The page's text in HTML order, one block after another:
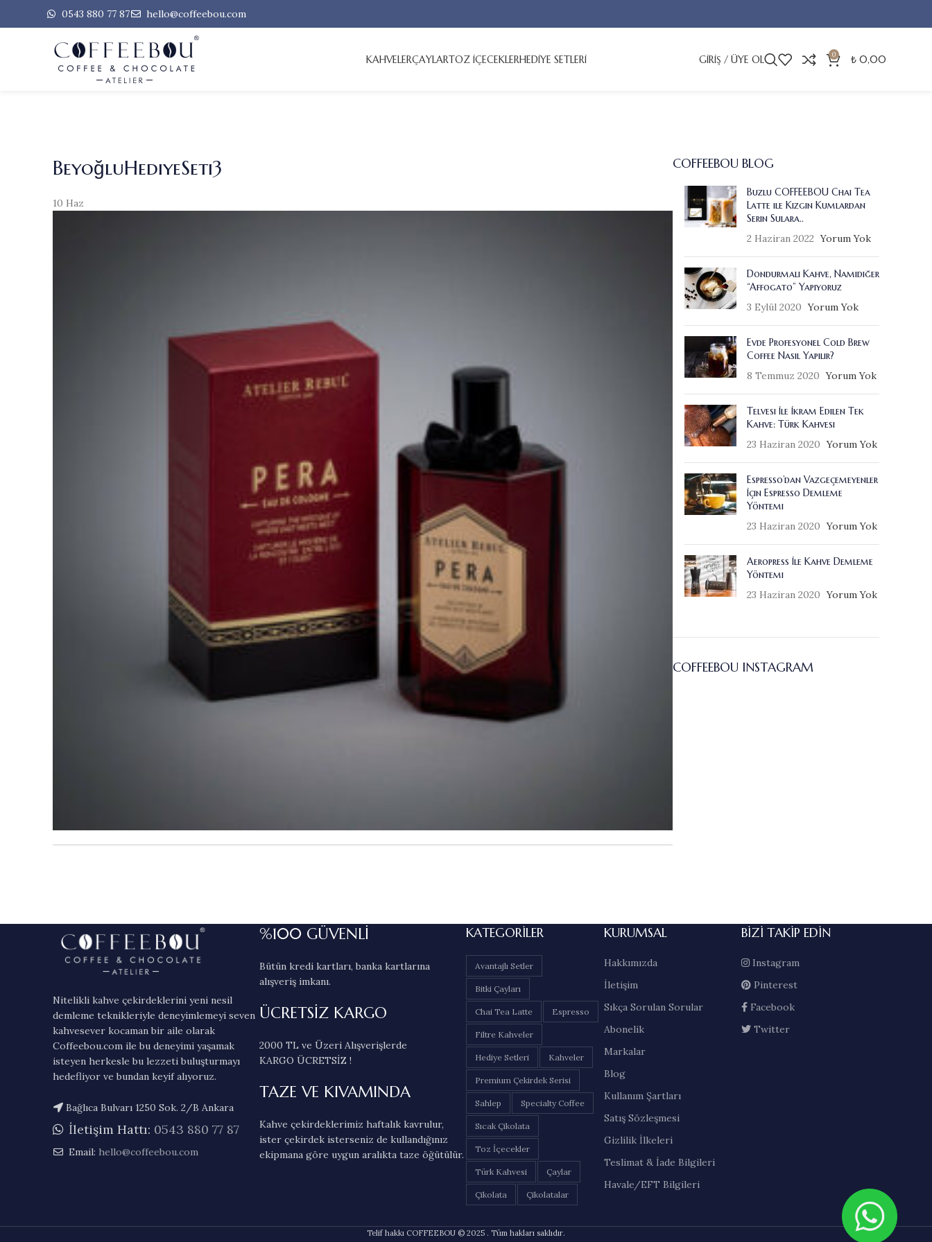
0543 880 77 87 hello@coffeebou.com
KAHVELERÇAYLARTOZ İÇECEKLERHEDİYE SETLERİ GIRIŞ / ÜYE OL 0 ₺ 0,00
BeyoğluHediyeSeti3
10 Haz
COFFEEBOU BLOG
Buzlu COFFEEBOU Chai Tea
Latte ile Kızgın Kumlardan
Serin Sulara..
2 Haziran 2022 Yorum Yok
Dondurmalı Kahve, Namıdiğer
“Affogato” Yapıyoruz
3 Eylül 2020 Yorum Yok
Evde Profesyonel Cold Brew
Coffee Nasıl Yapılır?
8 Temmuz 2020 Yorum Yok
Telvesi İle İkram Edilen Tek
Kahve: Türk Kahvesi
23 Haziran 2020 Yorum Yok
Espresso’dan Vazgeçemeyenler
İçin Espresso Demleme
Yöntemi
23 Haziran 2020 Yorum Yok
Aeropress İle Kahve Demleme
Yöntemi
23 Haziran 2020 Yorum Yok
COFFEEBOU INSTAGRAM
Nitelikli kahve çekirdeklerini yeni nesil
demleme teknikleriyle deneyimlemeyi seven
kahvesever kocaman bir aile olarak
Coffeebou.com ile bu deneyimi yaşamak
isteyen herkesle bu lezzeti buluşturmayı
hedefliyor ve bundan keyif alıyoruz.
Bağlıca Bulvarı 1250 Sok. 2/B Ankara
İletişim Hattı: 0543 880 77 87
Email: hello@coffeebou.com
%100 GÜVENLİ
Bütün kredi kartları, banka kartlarına
alışveriş imkanı.
ÜCRETSİZ KARGO
2000 TL ve Üzeri Alışverişlerde
KARGO ÜCRETSİZ !
TAZE VE KIVAMINDA
Kahve çekirdeklerimiz haftalık kavrulur,
ister çekirdek isterseniz de kullandığınız
ekipmana göre uygun aralıkta taze öğütülür.
KATEGORILER
Avantajlı Setler
Bitki Çayları
Chai Tea Latte Espresso
Filtre Kahveler
Hediye Setleri Kahveler
Premium Çekirdek Serisi
Sahlep Specialty Coffee
Sıcak Çikolata
Toz İçecekler
Türk Kahvesi Çaylar
Çikolata Çikolatalar
KURUMSAL
Hakkımızda
İletişim
Sıkça Sorulan Sorular
Abonelik
Markalar
Blog
Kullanım Şartları
Satış Sözleşmesi
Gizlilik İlkeleri
Teslimat & İade Bilgileri
Havale/EFT Bilgileri
BIZI TAKIP EDIN
Instagram
Pinterest
Facebook
Twitter
Telif hakkı COFFEEBOU © 2025 . Tüm hakları saklıdır.